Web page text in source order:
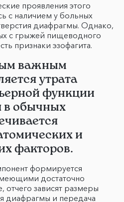
проявления этого
с наличием у больных
диафрагмы. Однако,
с грыжей пищеводного
признаки эзофагита.
важным
утрата
функции
в обычных
и
факторов.
формируется
достаточно
отчего зависят размеры
диафрагмы и передача